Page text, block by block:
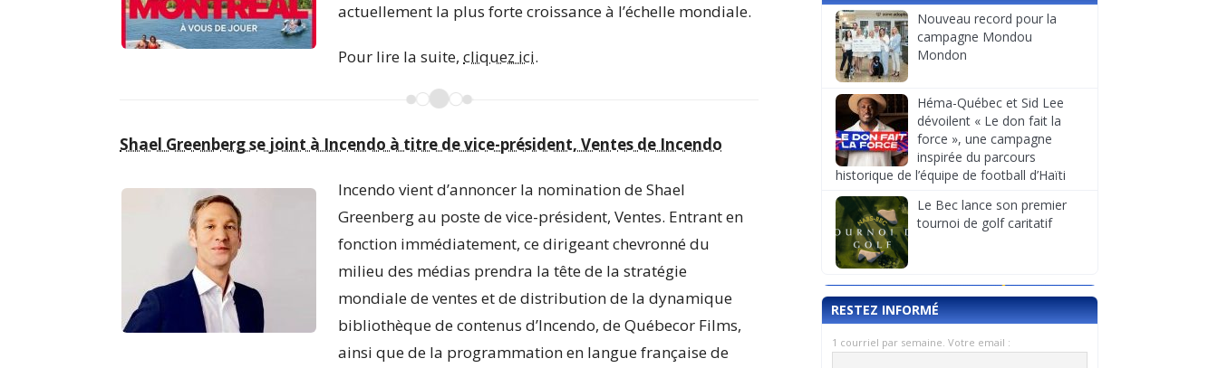
actuellement la plus forte croissance à l’échelle mondiale.
Pour lire la suite, cliquez ici.
Shael Greenberg se joint à Incendo à titre de vice-président, Ventes de Incendo
Incendo vient d’annoncer la nomination de Shael
Greenberg au poste de vice-président, Ventes. Entrant en
fonction immédiatement, ce dirigeant chevronné du
milieu des médias prendra la tête de la stratégie
mondiale de ventes et de distribution de la dynamique
bibliothèque de contenus d’Incendo, de Québecor Films,
ainsi que de la programmation en langue française de
Nouveau record pour la
campagne Mondou
Mondon
Héma-Québec et Sid Lee
dévoilent « Le don fait la
force », une campagne
inspirée du parcours
historique de l’équipe de football d’Haïti
Le Bec lance son premier
tournoi de golf caritatif
RESTEZ INFORMÉ
1 courriel par semaine. Votre email :